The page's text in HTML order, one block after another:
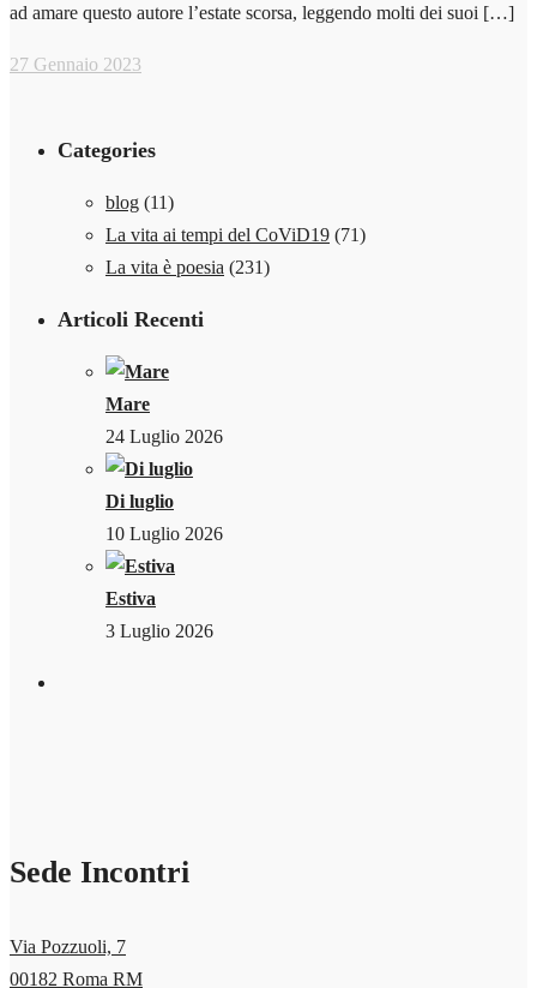
ad amare questo autore l’estate scorsa, leggendo molti dei suoi […]
27 Gennaio 2023
Categories
blog (11)
La vita ai tempi del CoViD19 (71)
La vita è poesia (231)
Articoli Recenti
Mare
24 Luglio 2026
Di luglio
10 Luglio 2026
Estiva
3 Luglio 2026
Sede Incontri
Via Pozzuoli, 7
00182 Roma RM